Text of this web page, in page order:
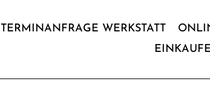
TERMINANFRAGE WERKSTATT